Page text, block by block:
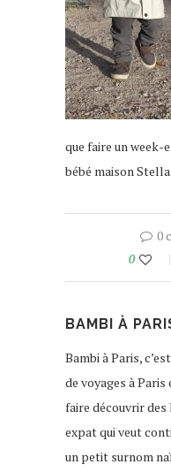
que faire un week-
bébé maison
0
0
BAMBI À
Bambi à Paris,
de voyages à Paris
faire découvrir des
expat qui veut
un petit surnom